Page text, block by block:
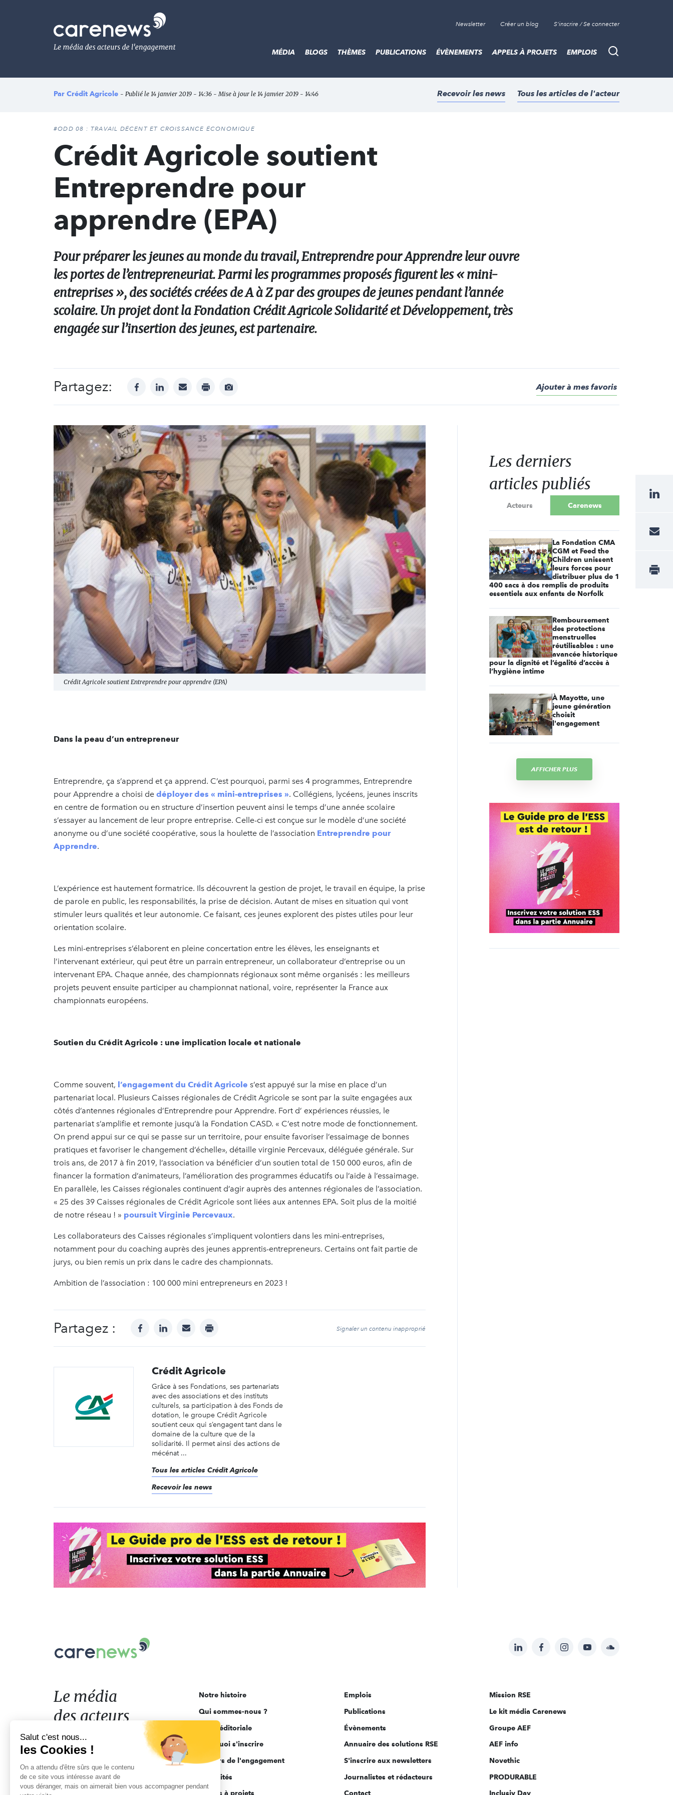
Le
média
de
l'engagement
Newsletter Créer un blog S'inscrire / Se connecter
Recherche
MÉDIA BLOGS THÈMES PUBLICATIONS ÉVÈNEMENTS APPELS À PROJETS EMPLOIS
Par Crédit Agricole - Publié le 14 janvier 2019 - 14:36 - Mise à jour le 14 janvier 2019 - 14:46 Recevoir les news Tous les articles de l'acteur
#ODD 08 : TRAVAIL DÉCENT ET CROISSANCE ÉCONOMIQUE
Crédit Agricole soutient
Entreprendre pour
apprendre (EPA)
Pour préparer les jeunes au monde du travail, Entreprendre pour Apprendre leur ouvre
les portes de l’entrepreneuriat. Parmi les programmes proposés figurent les « mini-
entreprises », des sociétés créées de A à Z par des groupes de jeunes pendant l’année
scolaire. Un projet dont la Fondation Crédit Agricole Solidarité et Développement, très
engagée sur l’insertion des jeunes, est partenaire.
Partagez: facebooklinkedinmail print
Afficher
Ajouter à mes favoris
Crédit Agricole soutient Entreprendre pour apprendre (EPA)
Dans la peau d’un entrepreneur
Entreprendre, ça s’apprend et ça apprend. C’est pourquoi, parmi ses 4 programmes, Entreprendre
pour Apprendre a choisi de déployer des « mini-entreprises ». Collégiens, lycéens, jeunes inscrits
en centre de formation ou en structure d’insertion peuvent ainsi le temps d’une année scolaire
s’essayer au lancement de leur propre entreprise. Celle-ci est conçue sur le modèle d’une société
anonyme ou d’une société coopérative, sous la houlette de l’association Entreprendre pour
Apprendre.
L’expérience est hautement formatrice. Ils découvrent la gestion de projet, le travail en équipe, la prise
de parole en public, les responsabilités, la prise de décision. Autant de mises en situation qui vont
stimuler leurs qualités et leur autonomie. Ce faisant, ces jeunes explorent des pistes utiles pour leur
orientation scolaire.
Les mini-entreprises s’élaborent en pleine concertation entre les élèves, les enseignants et
l’intervenant extérieur, qui peut être un parrain entrepreneur, un collaborateur d’entreprise ou un
intervenant EPA. Chaque année, des championnats régionaux sont même organisés : les meilleurs
projets peuvent ensuite participer au championnat national, voire, représenter la France aux
championnats européens.
Soutien du Crédit Agricole : une implication locale et nationale
Comme souvent, l’engagement du Crédit Agricole s’est appuyé sur la mise en place d’un
partenariat local. Plusieurs Caisses régionales de Crédit Agricole se sont par la suite engagées aux
côtés d’antennes régionales d’Entreprendre pour Apprendre. Fort d’ expériences réussies, le
partenariat s’amplifie et remonte jusqu’à la Fondation CASD. « C’est notre mode de fonctionnement.
On prend appui sur ce qui se passe sur un territoire, pour ensuite favoriser l’essaimage de bonnes
pratiques et favoriser le changement d’échelle», détaille virginie Percevaux, déléguée générale. Sur
trois ans, de 2017 à fin 2019, l’association va bénéficier d’un soutien total de 150 000 euros, afin de
financer la formation d’animateurs, l’amélioration des programmes éducatifs ou l’aide à l’essaimage.
En parallèle, les Caisses régionales continuent d’agir auprès des antennes régionales de l’association.
« 25 des 39 Caisses régionales de Crédit Agricole sont liées aux antennes EPA. Soit plus de la moitié
de notre réseau ! » poursuit Virginie Percevaux.
Les collaborateurs des Caisses régionales s’impliquent volontiers dans les mini-entreprises,
notamment pour du coaching auprès des jeunes apprentis-entrepreneurs. Certains ont fait partie de
jurys, ou bien remis un prix dans le cadre des championnats.
Ambition de l’association : 100 000 mini entrepreneurs en 2023 !
Partagez : facebooklinkedinmail print Signaler un contenu inapproprié
Crédit Agricole
Grâce à ses Fondations, ses partenariats
avec des associations et des instituts
culturels, sa participation à des Fonds de
dotation, le groupe Crédit Agricole
soutient ceux qui s’engagent tant dans le
domaine de la culture que de la
solidarité. Il permet ainsi des actions de
mécénat ...
Tous les articles Crédit Agricole
Recevoir les news
Les derniers
articles publiés
Acteurs Carenews
La Fondation CMA
CGM et Feed the
Children unissent
leurs forces pour
distribuer plus de 1
400 sacs à dos remplis de produits
essentiels aux enfants de Norfolk
Remboursement
des protections
menstruelles
réutilisables : une
avancée historique
pour la dignité et l’égalité d’accès à
l’hygiène intime
À Mayotte, une
jeune génération
choisit
l'engagement
AFFICHER PLUS
Suivez-
sur:
LinkedInFacebookInstagramYouTubeSoundcloud
Le
acteurs
de
l'engagement
Le média
des acteurs
de l'engagement
Notre histoire
Qui sommes-nous ?
Ligne éditoriale
Pourquoi s'inscrire
Acteurs de l'engagement
Actualités
Appels à projets
Emplois
Publications
Évènements
Annuaire des solutions RSE
S'inscrire aux newsletters
Journalistes et rédacteurs
Contact
Mission RSE
Le kit média Carenews
Groupe AEF
AEF info
Novethic
PRODURABLE
Inclusiv Day
Salut c'est nous...
les Cookies !
On a attendu d'être sûrs que le contenu
de ce site vous intéresse avant de
vous déranger, mais on aimerait bien vous accompagner pendant